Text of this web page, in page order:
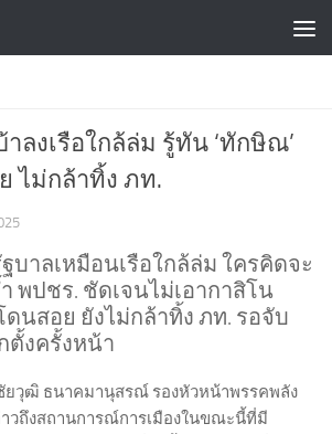
ลงเรือใกล้ล่ม รู้ทัน ‘ทักษิณ’
ไม่กล้าทิ้ง ภท.
ฐบาลเหมือนเรือใกล้ล่ม ใครคิดจะ
พปชร. ชัดเจนไม่เอากาสิโน
ดนสอย ยังไม่กล้าทิ้ง ภท. รอจับ
ตั้งครั้งหน้า
ชัยวุฒิ ธนาคมานุสรณ์ รองหัวหน้าพรรคพลัง
วถึงสถานการณ์การเมืองในขณะนี้ที่มี